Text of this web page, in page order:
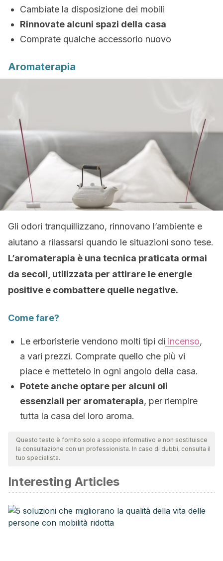
Cambiate la disposizione dei mobili
Rinnovate alcuni spazi della casa
Comprate qualche accessorio nuovo
Aromaterapia
Gli odori tranquillizzano, rinnovano l’ambiente e
aiutano a rilassarsi quando le situazioni sono tese.
L’aromaterapia è una tecnica praticata ormai
da secoli, utilizzata per attirare le energie
positive e combattere quelle negative.
Come fare?
Le erboristerie vendono molti tipi di incenso,
a vari prezzi. Comprate quello che più vi
piace e mettetelo in ogni angolo della casa.
Potete anche optare per alcuni oli
essenziali per aromaterapia, per riempire
tutta la casa del loro aroma.
Questo testo è fornito solo a scopo informativo e non sostituisce
la consultazione con un professionista. In caso di dubbi, consulta il
tuo specialista.
Interesting Articles